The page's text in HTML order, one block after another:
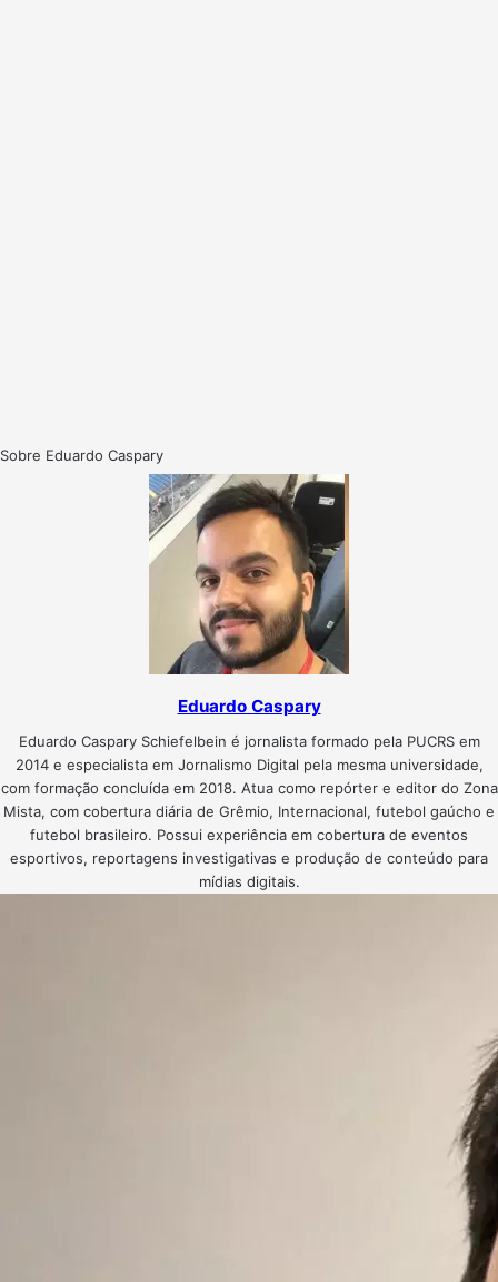
Sobre Eduardo Caspary
Eduardo Caspary
Eduardo Caspary Schiefelbein é jornalista formado pela PUCRS em
2014 e especialista em Jornalismo Digital pela mesma universidade,
com formação concluída em 2018. Atua como repórter e editor do Zona
Mista, com cobertura diária de Grêmio, Internacional, futebol gaúcho e
futebol brasileiro. Possui experiência em cobertura de eventos
esportivos, reportagens investigativas e produção de conteúdo para
mídias digitais.